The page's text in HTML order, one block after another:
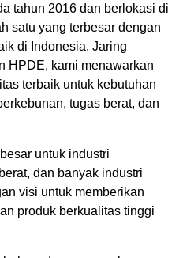
tahun 2016 dan berlokasi di
satu yang terbesar dengan
di Indonesia. Jaring
HPDE, kami menawarkan
terbaik untuk kebutuhan
tugas berat, dan
untuk industri
dan banyak industri
visi untuk memberikan
produk berkualitas tinggi